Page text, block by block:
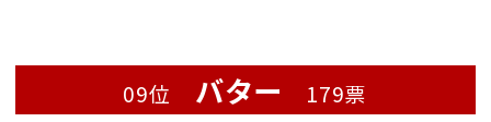
09位 バター 179票